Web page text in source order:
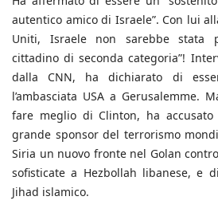
autentico amico di Israele”. Con lui
Uniti, Israele non sarebbe stata
cittadino di seconda categoria”!
dalla CNN, ha dichiarato di
l’ambasciata USA a Gerusalemme.
fare meglio di Clinton, ha
grande sponsor del terrorismo
Siria un nuovo fronte nel Golan
sofisticate a Hezbollah libanese, e
Jihad islamico.